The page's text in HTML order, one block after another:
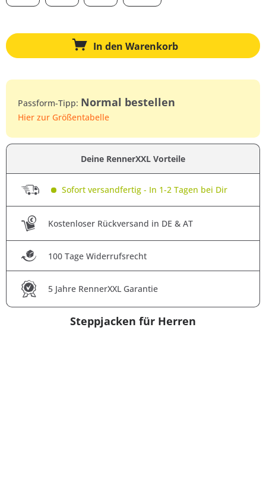
In den Warenkorb
Passform-Tipp: Normal bestellen
Hier zur Größentabelle
Deine RennerXXL Vorteile
Sofort versandfertig - In 1-2 Tagen bei Dir
Kostenloser Rückversand in DE & AT
100 Tage Widerrufsrecht
5 Jahre RennerXXL Garantie
Steppjacken für Herren